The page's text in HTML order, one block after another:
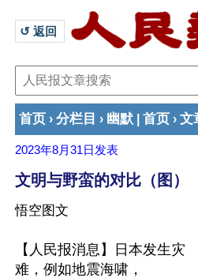
↺ 返回
首页 › 分栏目 › 幽默 首页 › 文
2023年8月31日 发表
文明与野蛮的对比（图）
悟空图文
【人民报消息】日本发生灾
难，例如地震海啸，